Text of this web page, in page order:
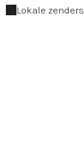
Lokale zenders